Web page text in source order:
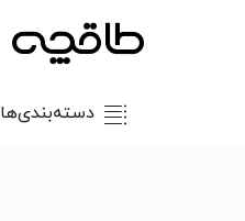
دسته‌بندی‌ها